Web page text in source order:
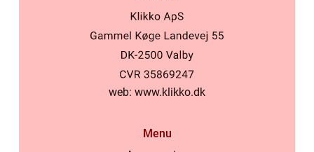
web: www.klikko.dk
Menu